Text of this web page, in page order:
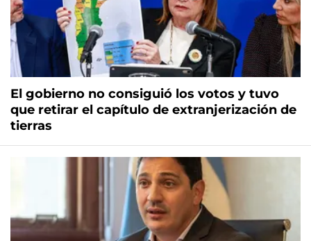
El gobierno no consiguió los votos y tuvo
que retirar el capítulo de extranjerización de
tierras